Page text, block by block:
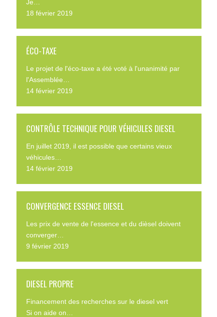
Je…
18 février 2019
ÉCO-TAXE
Le projet de l'éco-taxe a été voté à l'unanimité par
l'Assemblée…
14 février 2019
CONTRÔLE TECHNIQUE POUR VÉHICULES DIESEL
En juillet 2019, il est possible que certains vieux
véhicules…
14 février 2019
CONVERGENCE ESSENCE DIESEL
Les prix de vente de l'essence et du dièsel doivent
converger…
9 février 2019
DIESEL PROPRE
Financement des recherches sur le diesel vert
Si on aide on…